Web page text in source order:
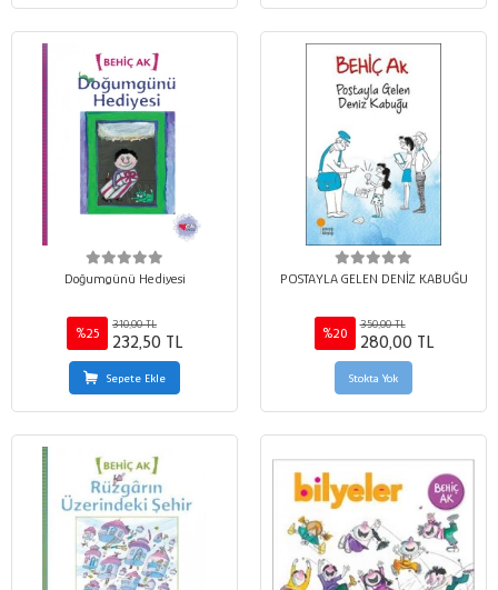
Doğumgünü Hediyesi
%25
310,00 TL
232,50 TL
Sepete Ekle
POSTAYLA GELEN DENİZ KABUĞU
%20
350,00 TL
280,00 TL
Stokta Yok